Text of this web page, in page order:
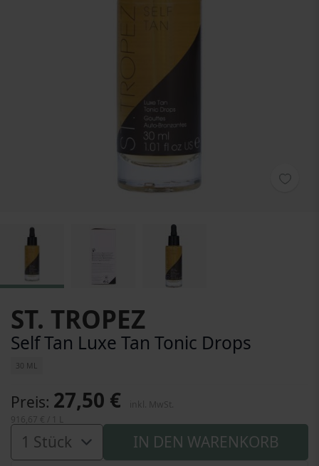
ST. TROPEZ
Self Tan Luxe Tan Tonic Drops
30 ML
Preis 27,50 €
IN DEN WARENKORB